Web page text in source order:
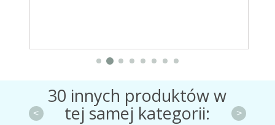
30 innych produktów w
tej samej kategorii:
< >